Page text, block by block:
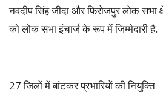
नवदीप सिंह जीदा और फिरोजपुर लोक सभा
को लोक सभा इंचार्ज के रूप में जिम्मेदारी है.
27 जिलों में बांटकर प्रभारियों की नियुक्ति